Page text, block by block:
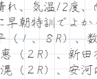
れ、気温12度、
早朝特訓でよ
（１、８R）、
（２R）、新田
（２R）、安河